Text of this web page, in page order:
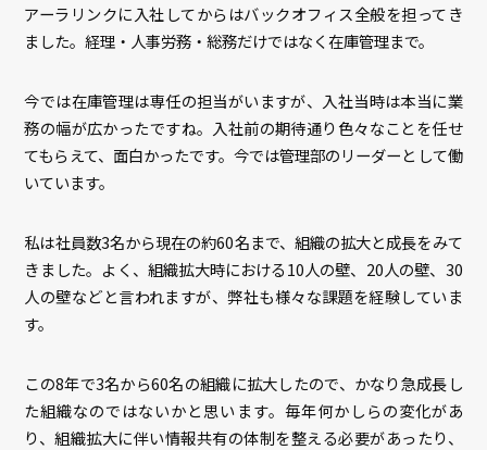
アーラリンクに入社してからはバックオフィス全般を担ってき
ました。経理・人事労務・総務だけではなく在庫管理まで。
今では在庫管理は専任の担当がいますが、入社当時は本当に業
務の幅が広かったですね。入社前の期待通り色々なことを任せ
てもらえて、面白かったです。今では管理部のリーダーとして働
いています。
私は社員数3名から現在の約60名まで、組織の拡大と成長をみて
きました。よく、組織拡大時における10人の壁、20人の壁、30
人の壁などと言われますが、弊社も様々な課題を経験していま
す。
この8年で3名から60名の組織に拡大したので、かなり急成長し
た組織なのではないかと思います。毎年何かしらの変化があ
り、組織拡大に伴い情報共有の体制を整える必要があったり、